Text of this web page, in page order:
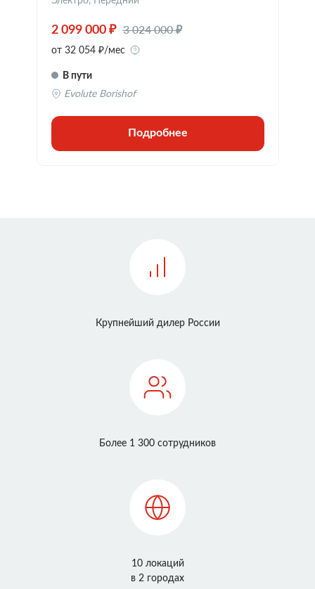
2 099 000 ₽ 3 024 000 ₽
от 32 054 ₽/мес
В пути
Evolute Borishof
Подробнее
Крупнейший дилер России
Более 1 300 сотрудников
10 локаций
в 2 городах